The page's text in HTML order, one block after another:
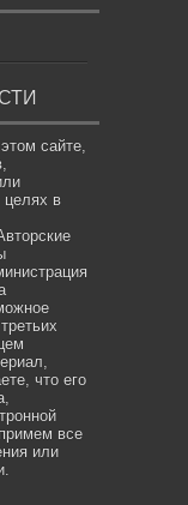
сайте,
целях в
что его
все
или